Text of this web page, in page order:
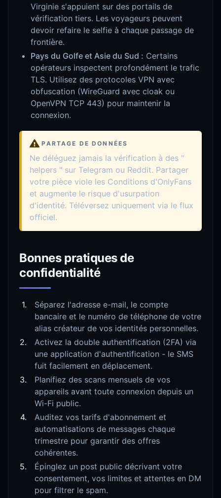
Virginie s'appuient sur des portails de
vérification tiers. Les voyageurs peuvent
devoir refaire le selfie à chaque passage de
frontière.
Pays du Golfe et Asie du Sud : Certains
opérateurs inspectent profondément le trafic
TLS. Utilisez des protocoles VPN avec
obfuscation (WireGuard avec cloak ou
OpenVPN TCP 443) pour maintenir la
connexion.
PARTAGE DE DONNÉES
Ne déléguez jamais la vérification à des "
helpers " sur Telegram ou Reddit. Partager
votre pièce viole les Conditions d'OnlyFans
et augmente le risque d'usurpation
d'identité. Téléversez uniquement via le flux
officiel.
Bonnes pratiques de
confidentialité
Séparez l'adresse e-mail, le compte
bancaire et le numéro de téléphone de votre
alias créateur de vos identités personnelles.
Activez la double authentification (2FA) via
une application d'authentification - le SMS
fuit facilement en déplacement.
Planifiez des scans mensuels de vos
appareils avant toute connexion depuis un
Wi-Fi public.
Auditez vos tarifs d'abonnement et
automatisations de messages chaque
trimestre pour garantir des offres
cohérentes.
Épinglez un post public décrivant votre
consentement, vos limites et attentes en DM
pour filtrer le spam.